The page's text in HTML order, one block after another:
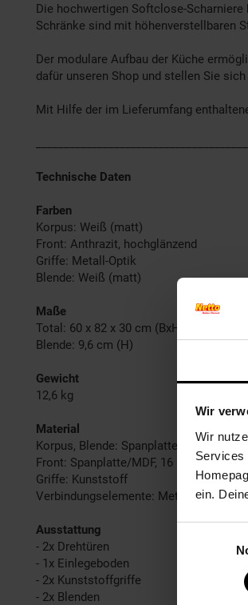
Wir
Wir
Services
ein.
Die hochwertigen Softclose-
Schränke sind mit höhenverstellbaren
Der modulare Aufbau der Küche
dafür unseren Shop und stellen Sie
Mit Hilfe der im Lieferumfang
Technische Daten
Farben
Korpus: Weiß (matt)
Front: Anthrazit, hochglänzend
Griffe: Metall-Optik
Blende: Weiß (matt)
Maße
Total: 60 x 82 x 30 cm (BxHxT)
Blende: 9,6 cm (H)
Gewicht
12,6 kg
Material
Korpus, Blende: Spanplatte, 16 mm,
Front: Spanplatte/MDF, 16 mm
Griffe: Kunststoff
Verbindungselemente: Metall
Ausstattung
- 2x Drehtüren
- 1x Einlegeboden
- 2x Kunststoffgriffe
- 2x Blenden